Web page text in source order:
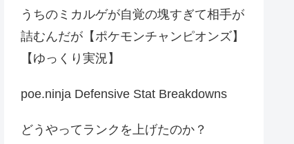
うちのミカルゲが自覚の塊すぎて相手が
詰むんだが【ポケモンチャンピオンズ】
【ゆっくり実況】
poe.ninja Defensive Stat Breakdowns
どうやってランクを上げたのか？